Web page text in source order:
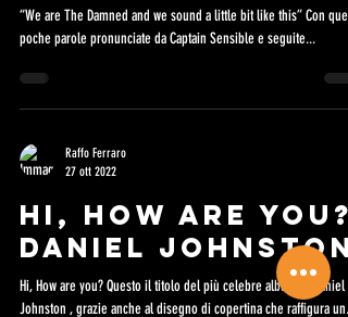
“We are The Damned and we sound a little bit like this” Con
poche parole pronunciate da Captain Sensible e seguite...
Raffo Ferraro
27 ott 2022
HI, HOW ARE YOU?
DANIEL JOHNSTON
Hi, How are you? Questo il titolo del più celebre album di Daniel
Johnston , grazie anche al disegno di copertina che raffigura un...